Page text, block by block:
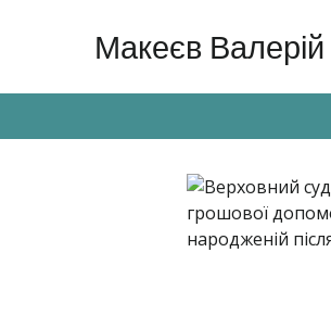
Макеєв Валерій